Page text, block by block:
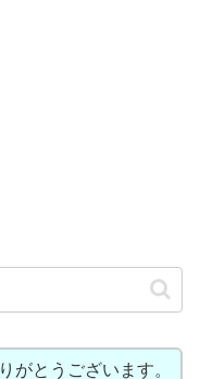
がとうございます。